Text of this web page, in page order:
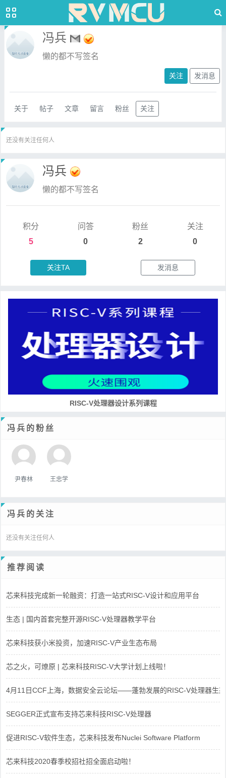
冯兵
懒的都不写签名
关注 发消息
关于 帖子 文章 留言 粉丝 关注
还没有关注任何人
冯兵
懒的都不写签名
积分
5
问答
0
粉丝
2
关注
0
关注TA 发消息
培养RISC-V大学土壤 共建RISC-V教育生态
冯兵的粉丝
尹春林 王忠学
冯兵的关注
还没有关注任何人
推荐阅读
芯来科技完成新一轮融资：打造一站式RISC-V设计和应用平台
生态 | 国内首套完整开源RISC-V处理器教学平台
芯来科技获小米投资，加速RISC-V产业生态布局
芯之火，可燎原 | 芯来科技RISC-V大学计划上线啦！
4月11日CCF上海，数据安全云论坛——蓬勃发展的RISC-V处理器生态
SEGGER正式宣布支持芯来科技RISC-V处理器
促进RISC-V软件生态，芯来科技发布Nuclei Software Platform
芯来科技2020春季校招社招全面启动啦！